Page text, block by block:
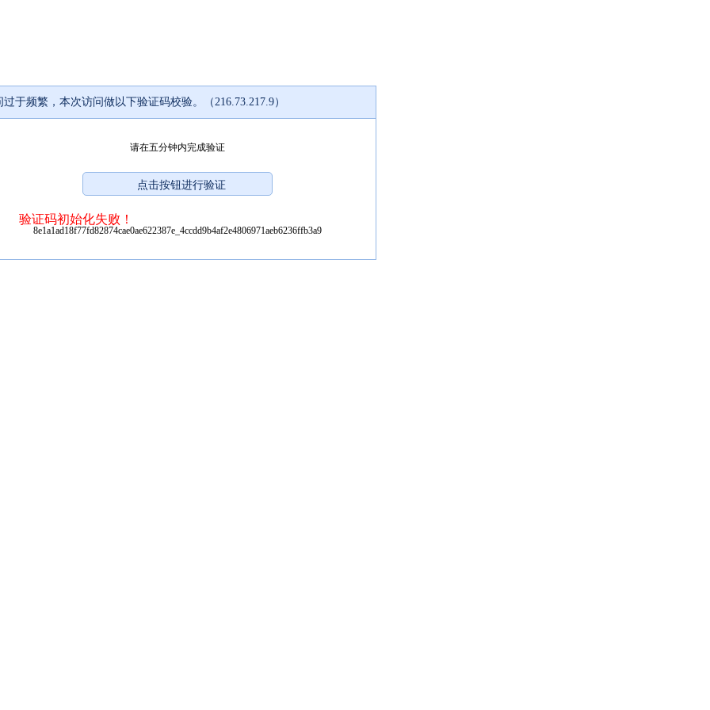
过于频繁，本次访问做以下验证码校验。（216.73.217.9）
请在五分钟内完成验证
验证码初始化失败！
8e1a1ad18f77fd82874cae0ae622387e_4ccdd9b4af2e4806971aeb6236ffb3a9